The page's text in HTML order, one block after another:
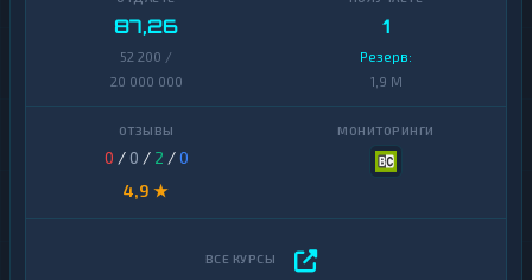
87,26
52 200 /
20 000 000
1
Резерв:
1,9 M
0 / 0 / 2 /0
4,9 ★